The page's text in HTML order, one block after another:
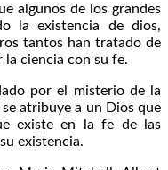
algunos de los grandes
la existencia de dios,
tantos han tratado de
ciencia con su fe.
por el misterio de la
atribuye a un Dios que
existe en la fe de las
existencia.